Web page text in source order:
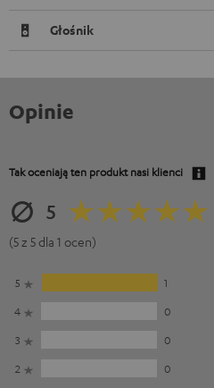
Głośnik
Opinie
Tak oceniają ten produkt nasi klienci
5
(5 z 5 dla 1 ocen)
5
1
4
0
3
0
2
0